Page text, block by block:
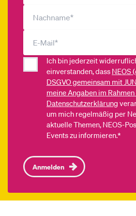
Ich bin jederzeit
einverstanden, dass NEOS
DSGVO gemeinsam mit
meine Angaben im
Datenschutzerklärung
um mich regelmäßig per
aktuelle Themen, NEOS-
Events zu informieren.*
Anmelden